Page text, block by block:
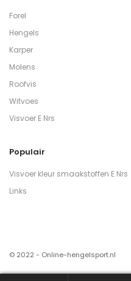
Forel
Hengels
Karper
Molens
Roofvis
Witvoes
Visvoer E Nrs
Populair
Visvoer kleur smaakstoffen E Nrs
Links
© 2022 - Online-hengelsport.nl